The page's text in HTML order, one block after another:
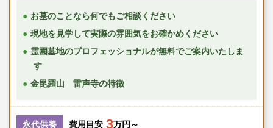
お墓のことなら何でもご相談ください
現地を見学して実際の雰囲気をお確かめください
霊園墓地のプロフェッショナルが無料でご案内いたしま
す
金毘羅山 雷声寺の特徴
永代供養 費用目安 3万円～